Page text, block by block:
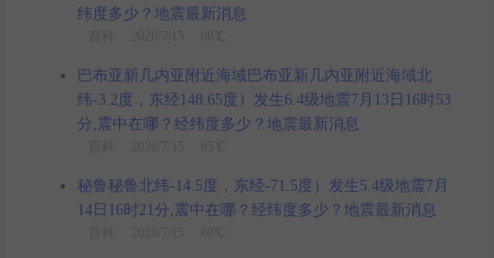
纬度多少？地震最新消息
巴布亚新几内亚附近海域巴布亚新几内亚附近海域北
纬-3.2度，东经148.65度）发生6.4级地震7月13日16时53
分,震中在哪？经纬度多少？地震最新消息
秘鲁秘鲁北纬-14.5度，东经-71.5度）发生5.4级地震7月
14日16时21分,震中在哪？经纬度多少？地震最新消息